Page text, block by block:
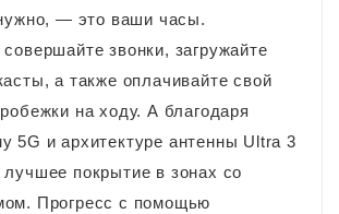
— это ваши часы.
звонки, загружайте
а также оплачивайте свой
на ходу. А благодаря
5G и архитектуре антенны Ultra 3
лучшее покрытие в зонах со
Прогресс с помощью